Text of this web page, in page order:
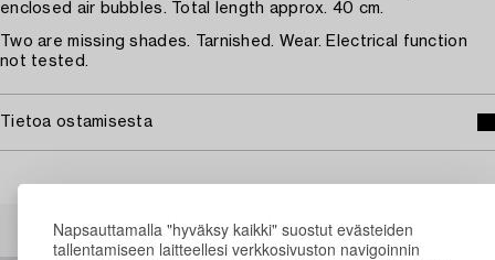
Napsauttamalla "hyväksy kaikki" suostut evästeiden
tallentamiseen laitteellesi verkkosivuston navigoinnin
enclosed air bubbles. Total length approx. 40 cm.
Two are missing shades. Tarnished. Wear. Electrical function
not tested.
Tietoa ostamisesta